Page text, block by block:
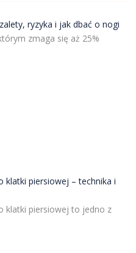
ryzyka i jak dbać o nogi
zmaga się aż 25%
klatki piersiowej – technika i
klatki piersiowej to jedno z